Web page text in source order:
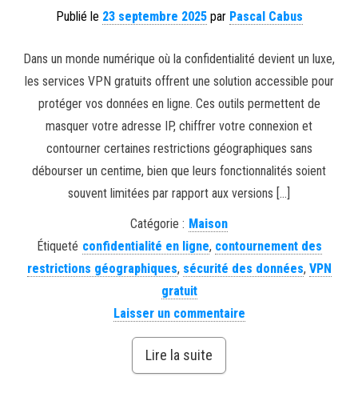
Publié le 23 septembre 2025par Pascal Cabus
Dans un monde numérique où la confidentialité devient un luxe,
les services VPN gratuits offrent une solution accessible pour
protéger vos données en ligne. Ces outils permettent de
masquer votre adresse IP, chiffrer votre connexion et
contourner certaines restrictions géographiques sans
débourser un centime, bien que leurs fonctionnalités soient
souvent limitées par rapport aux versions […]
Catégorie : Maison
Étiqueté confidentialité en ligne, contournement des
restrictions géographiques, sécurité des données, VPN
gratuit
Laisser un commentaire
Lire la suite